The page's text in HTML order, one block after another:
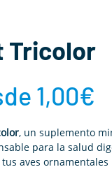
Tricolor
1,00€
, un suplemento
para la salud
aves ornamentales